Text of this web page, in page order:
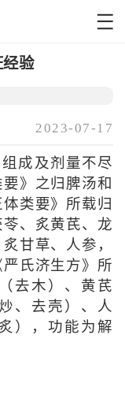
经验
2023-07-17
成及剂量不尽
》之归脾汤和
类要》所载归
、炙黄芪、龙
甘草、人参，
氏济生方》所
去木）、黄芪
、去壳）、人
），功能为解